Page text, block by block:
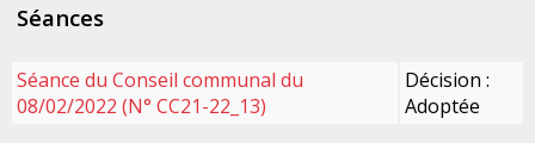
Séances
Séance du Conseil communal du
08/02/2022 (N° CC21-22_13)
Décision :
Adoptée